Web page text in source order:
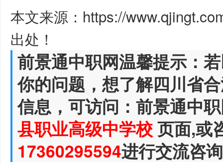
本文来源：https://
出处！
前景通中职网温馨提示：
你的问题，想了解四川省
信息，可访问：前景通中
县职业高级中学校页面,或
17360295594进行交流咨